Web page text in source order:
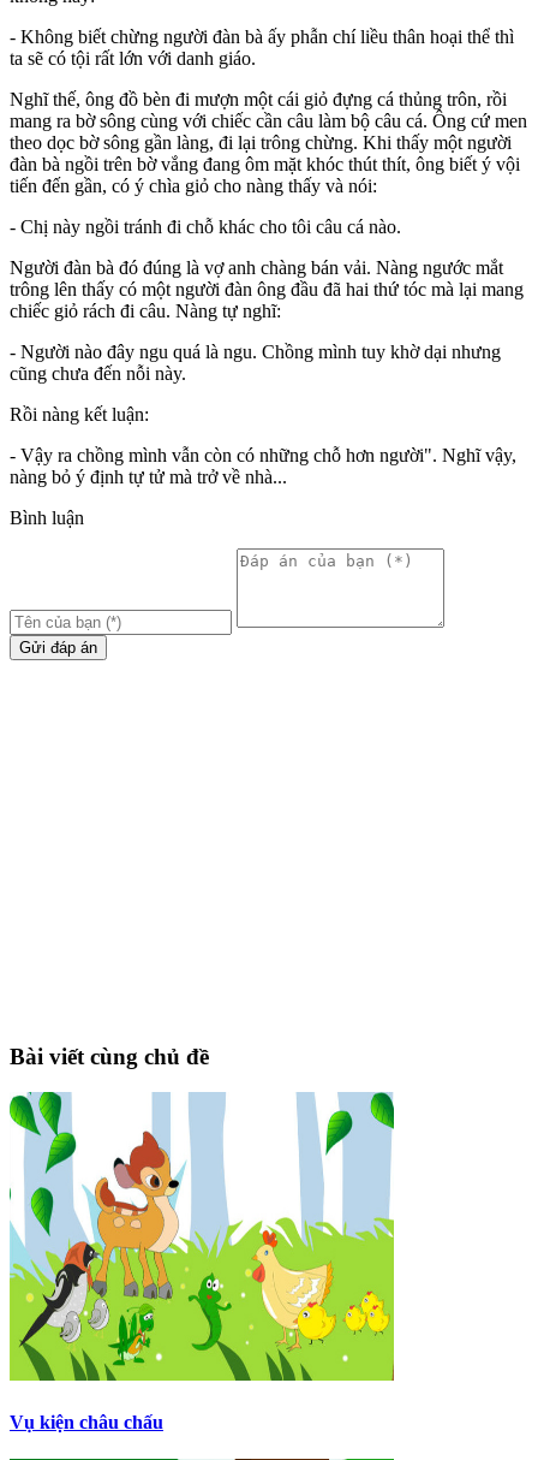
- Không biết chừng người đàn bà ấy phẫn chí liều thân hoại thể thì
ta sẽ có tội rất lớn với danh giáo.
Nghĩ thế, ông đồ bèn đi mượn một cái giỏ đựng cá thủng trôn, rồi
mang ra bờ sông cùng với chiếc cần câu làm bộ câu cá. Ông cứ men
theo dọc bờ sông gần làng, đi lại trông chừng. Khi thấy một người
đàn bà ngồi trên bờ vắng đang ôm mặt khóc thút thít, ông biết ý vội
tiến đến gần, có ý chìa giỏ cho nàng thấy và nói:
- Chị này ngồi tránh đi chỗ khác cho tôi câu cá nào.
Người đàn bà đó đúng là vợ anh chàng bán vải. Nàng ngước mắt
trông lên thấy có một người đàn ông đầu đã hai thứ tóc mà lại mang
chiếc giỏ rách đi câu. Nàng tự nghĩ:
- Người nào đây ngu quá là ngu. Chồng mình tuy khờ dại nhưng
cũng chưa đến nỗi này.
Rồi nàng kết luận:
- Vậy ra chồng mình vẫn còn có những chỗ hơn người". Nghĩ vậy,
nàng bỏ ý định tự tử mà trở về nhà...
Bình luận
Gửi đáp án
Bài viết cùng chủ đề
Vụ kiện châu chấu